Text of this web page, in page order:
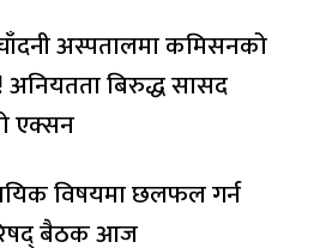
अस्पतालमा कमिसनको
बिरुद्ध सासद
एक्सन
विषयमा छलफल गर्न
बैठक आज